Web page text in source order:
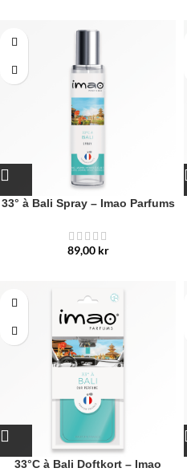
33° à Bali Spray – Imao Parfums
89,00 kr
33°C à Bali Doftkort – Imao